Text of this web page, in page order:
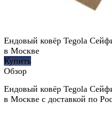
Ендовый ковёр Tegola
в Москве
Купить
Обзор
Ендовый ковёр Tegola
в Москве с доставкой по